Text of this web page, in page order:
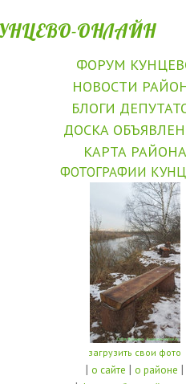
ОНЛАЙН
ФОРУМ
НОВОСТИ
БЛОГИ
ДОСКА
КАРТА РАЙОНА
ФОТОГРАФИИ
загрузить свои фото
| о сайте | о районе |